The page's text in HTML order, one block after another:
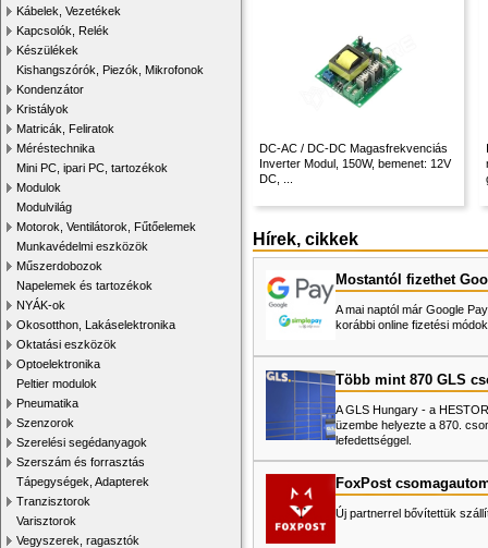
Kábelek, Vezetékek
Kapcsolók, Relék
Készülékek
Kishangszórók, Piezók, Mikrofonok
Kondenzátor
Kristályok
Matricák, Feliratok
Méréstechnika
Mini PC, ipari PC, tartozékok
Modulok
Modulvilág
Motorok, Ventilátorok, Fűtőelemek
Munkavédelmi eszközök
Műszerdobozok
Napelemek és tartozékok
NYÁK-ok
Okosotthon, Lakáselektronika
Oktatási eszközök
Optoelektronika
Peltier modulok
Pneumatika
Szenzorok
Szerelési segédanyagok
Szerszám és forrasztás
Tápegységek, Adapterek
Tranzisztorok
Varisztorok
Vegyszerek, ragasztók
DC-AC / DC-DC Magasfrekvenciás
Inverter Modul, 150W, bemenet: 12V
DC, ...
Hírek, cikkek
Mostantól fizethet
A mai naptól már Google
korábbi online fizetési
Több mint 870 GLS
A GLS Hungary - a
üzembe helyezte a 870.
lefedettséggel.
FoxPost
Új partnerrel bővítettük